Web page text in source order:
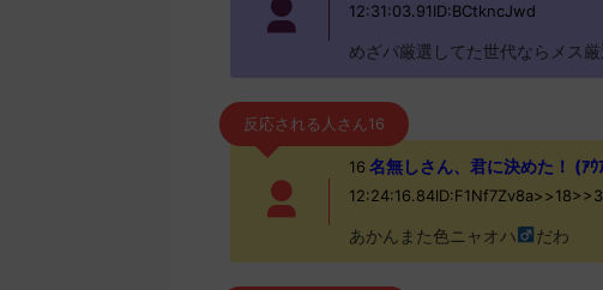
12:31:03.91ID:BCtkncJwd
めざパ厳選してた世代ならメス
反応される人さん16
16 名無しさん、君に決めた！ (ｱ
あかんまた色ニャオハ だわ